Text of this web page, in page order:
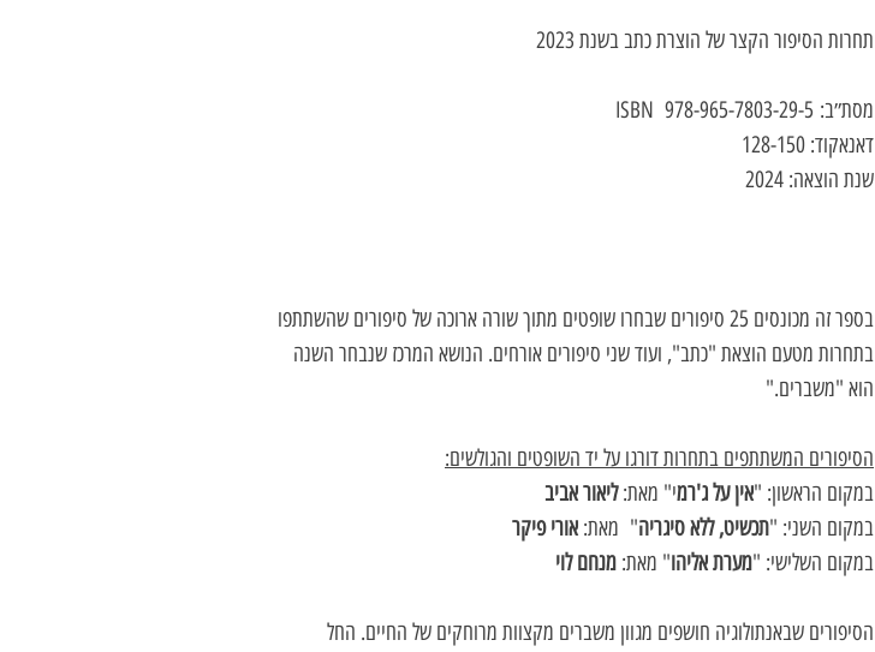
תחרות הסיפור הקצר של הוצרת כתב בשנת 2023
מסת״ב: 978-965-7803-29-5 ISBN
דאנאקוד: 128-150
שנת הוצאה: 2024
בספר זה מכונסים 25 סיפורים שבחרו שופטים מתוך שורה ארוכה של סיפורים שהשתתפו
בתחרות מטעם הוצאת "כתב", ועוד שני סיפורים אורחים. הנושא המרכז שנבחר השנה
הוא "משברים."
הסיפורים המשתתפים בתחרות דורגו על יד השופטים והגולשים:
במקום הראשון: "אין על ג'רמי" מאת:ליאור אביב
במקום השני: "תכשיט, ללא סיגריה" מאת: אורי פיקר
במקום השלישי: "מערת אליהו" מאת: מנחם לוי
הסיפורים שבאנתולוגיה חושפים מגוון משברים מקצוות מרוחקים של החיים. החל